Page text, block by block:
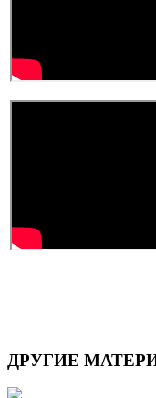
ДРУГИЕ